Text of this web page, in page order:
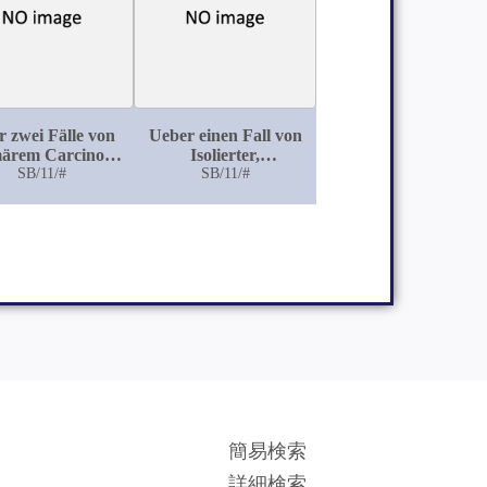
zwei Fälle von
Carcinom
Ovarien
SB/11/#
Ueber einen Fall von
Isolierter,
symmetrischer
SB/11/#
簡易検索